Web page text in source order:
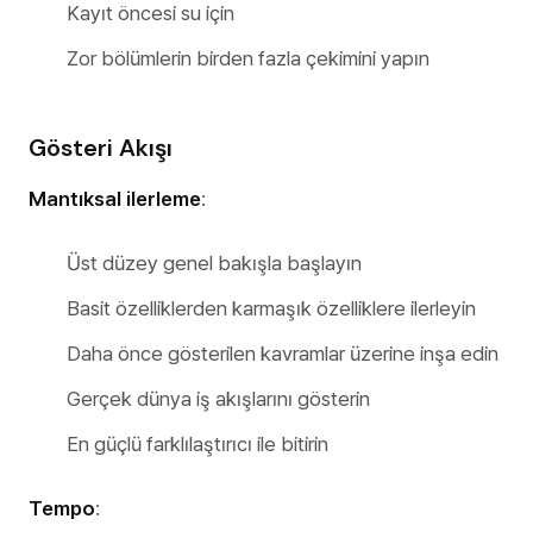
Kayıt öncesi su için
Zor bölümlerin birden fazla çekimini yapın
Gösteri Akışı
Mantıksal ilerleme:
Üst düzey genel bakışla başlayın
Basit özelliklerden karmaşık özelliklere ilerleyin
Daha önce gösterilen kavramlar üzerine inşa edin
Gerçek dünya iş akışlarını gösterin
En güçlü farklılaştırıcı ile bitirin
Tempo: